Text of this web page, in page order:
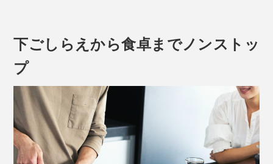
下ごしらえから食卓までノンストッ
プ